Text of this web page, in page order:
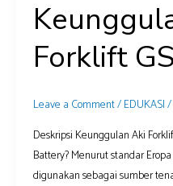
Forklift
Leave a Comment/EDUKASI/
Deskripsi Keunggulan Aki
Battery? Menurut standar
digunakan sebagai sumber
Keunggulan
Aki
Forklift
GS